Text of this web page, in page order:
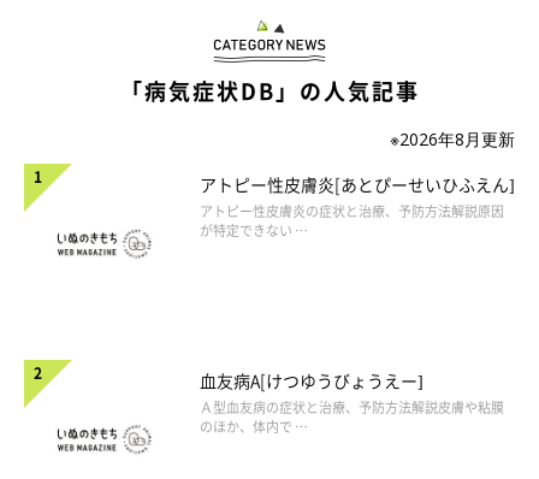
「病気症状DB」の人気記事
※2026年8月更新
アトピー性皮膚炎[あとぴーせいひふえん]
アトピー性皮膚炎の症状と治療、予防方法解説原因
が特定できない …
血友病A[けつゆうびょうえー]
Ａ型血友病の症状と治療、予防方法解説皮膚や粘膜
のほか、体内で …